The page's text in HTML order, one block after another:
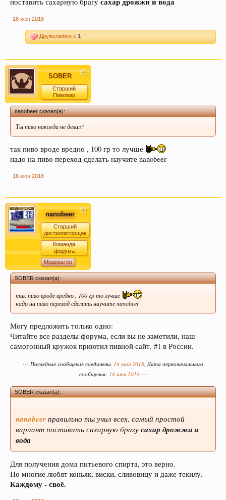
18 июн 2018
Дружелюбно x 1
SOBER
Старший
Пивовар
nanobeer сказал(а):↑
Ты пиво никогда не делал?
так пиво вроде вредно , 100 гр то лучше
надо на пиво переход сделать научите nanobeer
18 июн 2018
nanobeer
Старший
дистилляторщик
Команда
форума
Модератор
SOBER сказал(а):↑
так пиво вроде вредно , 100 гр то лучше
надо на пиво переход сделать научите nanobeer
Могу предложить только одно:
Читайте все разделы форума, если вы не заметили, наш
самогонный кружок приютил пивной сайт. #1 в России.
--- Последние сообщения соединены, 18 июн 2018, Дата первоначального
сообщения: 18 июн 2018---
SOBER сказал(а):↑
nanobeer правильно ты учил всех, самый простой
вариант поставить сахарную брагу сахар дрожжи и
вода
Для получения дома питьевого спирта, это верно.
Но многие любят коньяк, виски, сливовицу и даже текилу.
Каждому - своё.